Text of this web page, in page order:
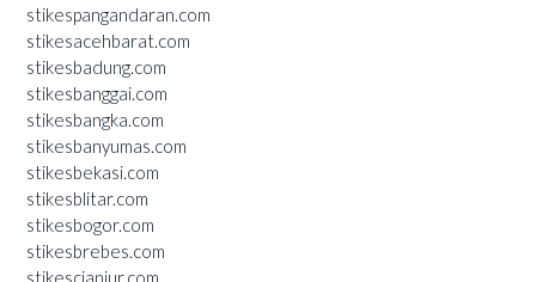
stikespangandaran.com
stikesacehbarat.com
stikesbadung.com
stikesbanggai.com
stikesbangka.com
stikesbanyumas.com
stikesbekasi.com
stikesblitar.com
stikesbogor.com
stikesbrebes.com
stikescianjur.com